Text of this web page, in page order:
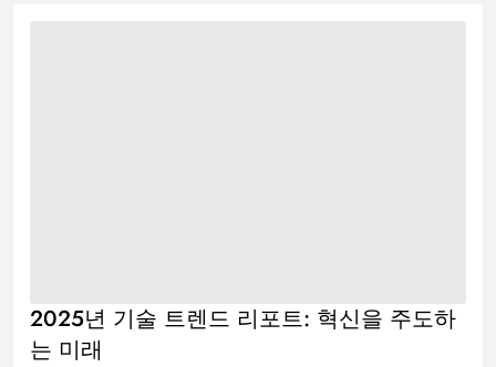
2025년 기술 트렌드 리포트: 혁신을 주도하
는 미래